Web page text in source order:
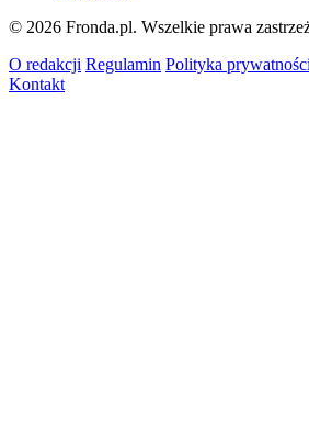
© 2026 Fronda.pl. Wszelkie prawa
O redakcji Regulamin Polityka prywatności
Kontakt